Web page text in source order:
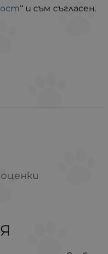
“ и съм съгласен.